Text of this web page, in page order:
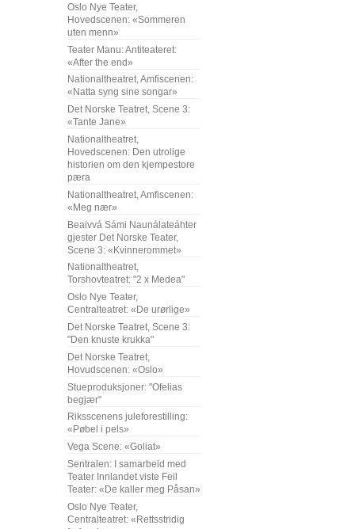
Oslo Nye Teater,
Hovedscenen: «Sommeren
uten menn»
Teater Manu: Antiteateret:
«After the end»
Nationaltheatret, Amfiscenen:
«Natta syng sine songar»
Det Norske Teatret, Scene 3:
«Tante Jane»
Nationaltheatret,
Hovedscenen: Den utrolige
historien om den kjempestore
pæra
Nationaltheatret, Amfiscenen:
«Meg nær»
Beaivvá Sámi Naunálateáhter
gjester Det Norske Teater,
Scene 3: «Kvinnerommet»
Nationaltheatret,
Torshovteatret: "2 x Medea"
Oslo Nye Teater,
Centralteatret: «De urørlige»
Det Norske Teatret, Scene 3:
"Den knuste krukka"
Det Norske Teatret,
Hovudscenen: «Oslo»
Stueproduksjoner: "Ofelias
begjær"
Riksscenens juleforestilling:
«Pøbel i pels»
Vega Scene: «Goliat»
Sentralen: I samarbeid med
Teater Innlandet viste Feil
Teater: «De kaller meg Påsan»
Oslo Nye Teater,
Centralteatret: «Rettsstridig